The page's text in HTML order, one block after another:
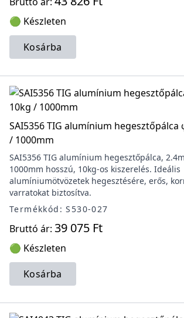
🟢 Készleten
Kosárba
SAI5356 TIG alumínium hegesztőpálca
/ 1000mm
SAI5356 TIG alumínium hegesztőpálca,
1000mm hosszú, 10kg-os kiszerelés. Ideális
alumíniumötvözetek hegesztésére, erős,
varratokat biztosítva.
Termékkód: S530-027
Bruttó ár: 39 075 Ft
🟢 Készleten
Kosárba